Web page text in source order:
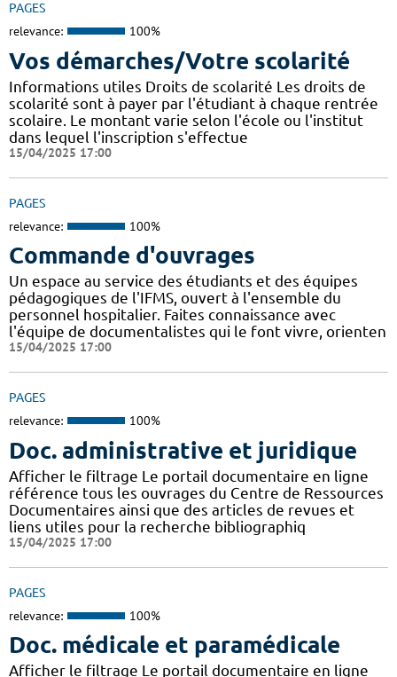
PAGES
relevance: 100%
Vos démarches/Votre scolarité
Informations utiles Droits de scolarité Les droits de
scolarité sont à payer par l'étudiant à chaque rentrée
scolaire. Le montant varie selon l'école ou l'institut
dans lequel l'inscription s'effectue
15/04/2025 17:00
PAGES
relevance: 100%
Commande d'ouvrages
Un espace au service des étudiants et des équipes
pédagogiques de l'IFMS, ouvert à l'ensemble du
personnel hospitalier. Faites connaissance avec
l'équipe de documentalistes qui le font vivre, orienten
15/04/2025 17:00
PAGES
relevance: 100%
Doc. administrative et juridique
Afficher le filtrage Le portail documentaire en ligne
référence tous les ouvrages du Centre de Ressources
Documentaires ainsi que des articles de revues et
liens utiles pour la recherche bibliographiq
15/04/2025 17:00
PAGES
relevance: 100%
Doc. médicale et paramédicale
Afficher le filtrage Le portail documentaire en ligne